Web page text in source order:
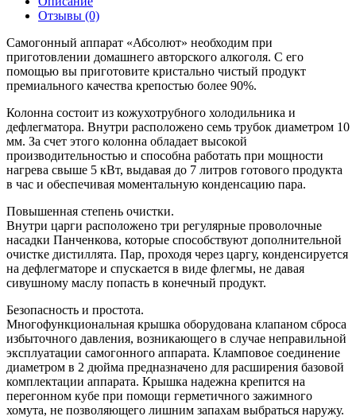
Отзывы (0)
Самогонный аппарат «Абсолют» необходим при
приготовлении домашнего авторского алкоголя. С его
помощью вы приготовите кристально чистый продукт
премиального качества крепостью более 90%.
Колонна состоит из кожухотрубного холодильника и
дефлегматора. Внутри расположено семь трубок диаметром 10
мм. За счет этого колонна обладает высокой
производительностью и способна работать при мощности
нагрева свыше 5 кВт, выдавая до 7 литров готового продукта
в час и обеспечивая моментальную конденсацию пара.
Повышенная степень очистки.
Внутри царги расположено три регулярные проволочные
насадки Панченкова, которые способствуют дополнительной
очистке дистиллята. Пар, проходя через царгу, конденсируется
на дефлегматоре и спускается в виде флегмы, не давая
сивушному маслу попасть в конечный продукт.
Безопасность и простота.
Многофункциональная крышка оборудована клапаном сброса
избыточного давления, возникающего в случае неправильной
эксплуатации самогонного аппарата. Кламповое соединение
диаметром в 2 дюйма предназначено для расширения базовой
комплектации аппарата. Крышка надежна крепится на
перегонном кубе при помощи герметичного зажимного
хомута, не позволяющего лишним запахам выбраться наружу.